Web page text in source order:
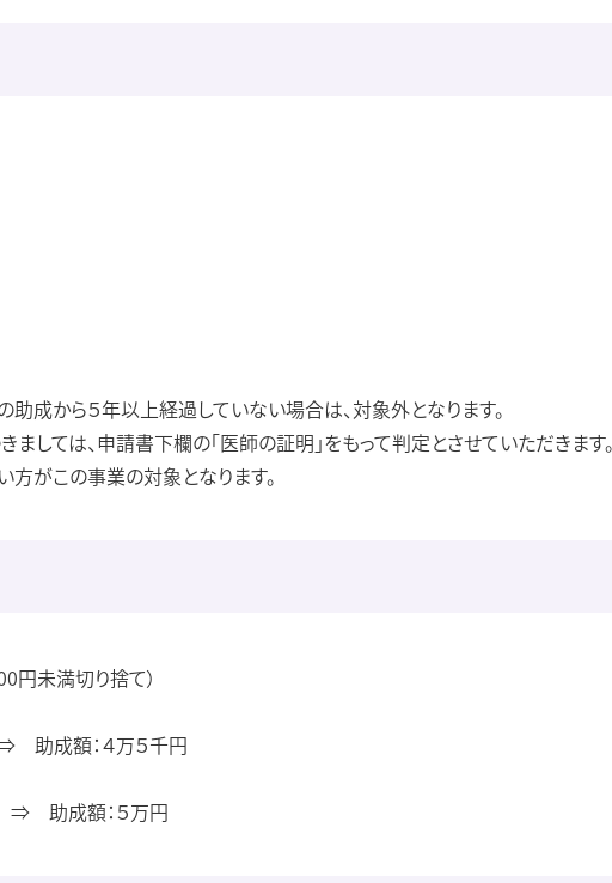
成から５年以上経過していない場合は、対象外となります。
しては、申請書下欄の「医師の証明」をもって判定とさせていただきます。
がこの事業の対象となります。
円未満切り捨て）
助成額：４万５千円
⇒ 助成額：５万円